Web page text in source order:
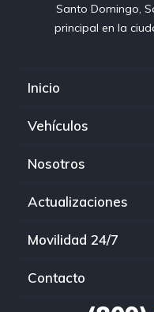
Santo Domingo,
principal en la
Inicio
Vehículos
Nosotros
Actualizaciones
Movilidad 24/7
Contacto